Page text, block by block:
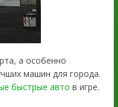
а особенно
машин для города.
быстрые авто в игре.